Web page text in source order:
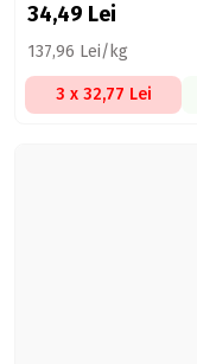
34,49 Lei
137,96 Lei/kg
3 x 32,77 Lei